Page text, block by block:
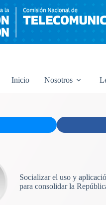
Inicio Nosotros
Socializar el uso y
para consolidar la